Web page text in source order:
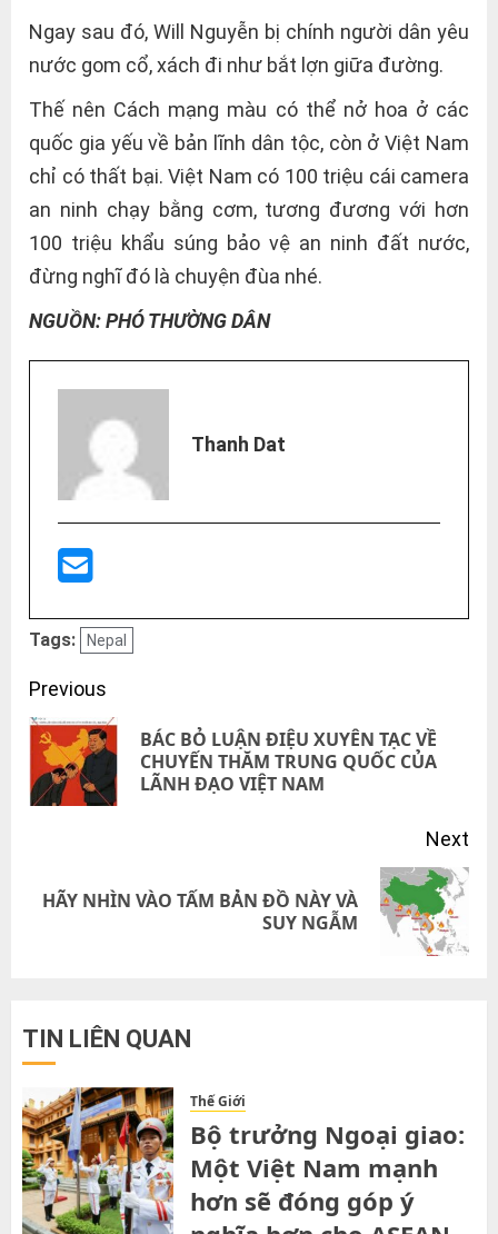
Ngay sau đó, Will Nguyễn bị chính người dân yêu
nước gom cổ, xách đi như bắt lợn giữa đường.
Thế nên Cách mạng màu có thể nở hoa ở các
quốc gia yếu về bản lĩnh dân tộc, còn ở Việt Nam
chỉ có thất bại. Việt Nam có 100 triệu cái camera
an ninh chạy bằng cơm, tương đương với hơn
100 triệu khẩu súng bảo vệ an ninh đất nước,
đừng nghĩ đó là chuyện đùa nhé.
NGUỒN: PHÓ THƯỜNG DÂN
Thanh Dat
Tags: Nepal
Post
navigation
Previous
BÁC BỎ LUẬN ĐIỆU XUYÊN TẠC VỀ
CHUYẾN THĂM TRUNG QUỐC CỦA
LÃNH ĐẠO VIỆT NAM
Next
Next
HÃY NHÌN VÀO TẤM BẢN ĐỒ NÀY VÀ
SUY NGẪM
TIN LIÊN QUAN
Thế Giới
Bộ trưởng Ngoại giao:
Một Việt Nam mạnh
hơn sẽ đóng góp ý